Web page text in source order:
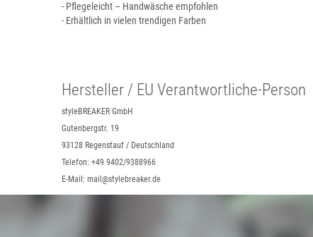
- Pflegeleicht – Handwäsche empfohlen
- Erhältlich in vielen trendigen Farben
Hersteller / EU Verantwortliche-Person
styleBREAKER GmbH
Gutenbergstr. 19
93128 Regenstauf / Deutschland
Telefon: +49 9402/9388966
E-Mail: mail@stylebreaker.de